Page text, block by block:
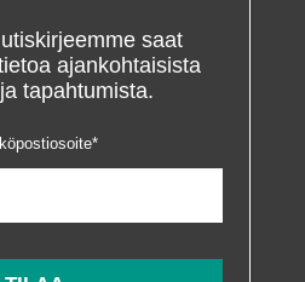
saat
ajankohtaisista
tapahtumista.
*